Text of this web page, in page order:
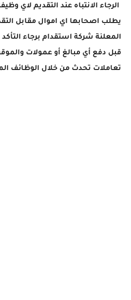
الرجاء الانتباه عند التقديم لاي
يطلب اصحابها اي اموال مقابل
المعلنة شركة استقدام برجاء
قبل دفع أي مبالغ أو عمولات
تعاملات تحدث من خلال الوظائف